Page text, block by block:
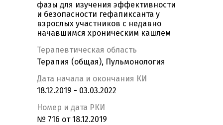
фазы для изучения эффективности
и безопасности гефапиксанта у
взрослых участников с недавно
начавшимся хроническим кашлем
Терапевтическая область
Терапия (общая), Пульмонология
Дата начала и окончания КИ
18.12.2019 - 03.03.2022
Номер и дата РКИ
№ 716 от 18.12.2019